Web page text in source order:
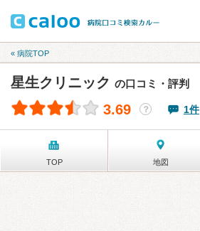
« 病院TOP
星生クリニック の口コミ・評判
3.69 ？ 1件
TOP 地図